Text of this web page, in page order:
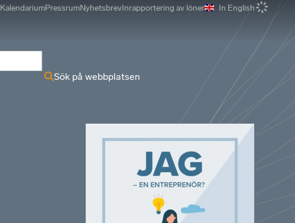
KalendariumPressrumNyhetsbrevInrapportering av löner In English
Sök på webbplatsen